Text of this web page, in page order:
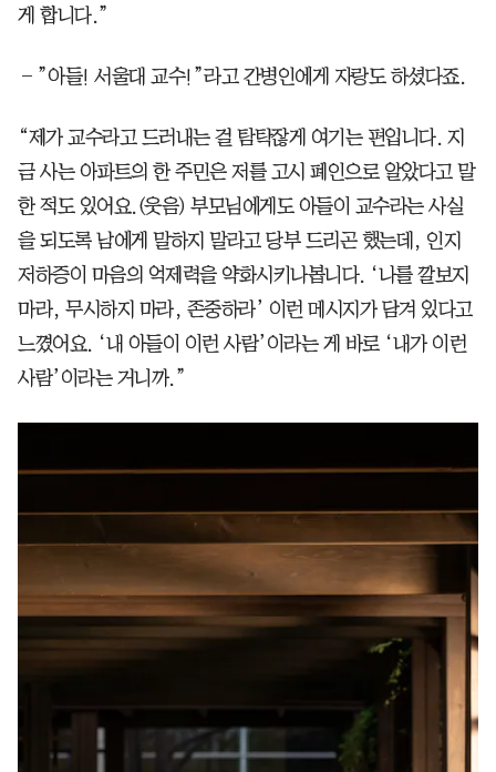
게 합니다.”
―”아들! 서울대 교수!”라고 간병인에게 자랑도 하셨다죠.
“제가 교수라고 드러내는 걸 탐탁잖게 여기는 편입니다. 지
금 사는 아파트의 한 주민은 저를 고시 폐인으로 알았다고 말
한 적도 있어요.(웃음) 부모님에게도 아들이 교수라는 사실
을 되도록 남에게 말하지 말라고 당부 드리곤 했는데, 인지
저하증이 마음의 억제력을 약화시키나봅니다. ‘나를 깔보지
마라, 무시하지 마라, 존중하라’ 이런 메시지가 담겨 있다고
느꼈어요. ‘내 아들이 이런 사람’이라는 게 바로 ‘내가 이런
사람’이라는 거니까.”